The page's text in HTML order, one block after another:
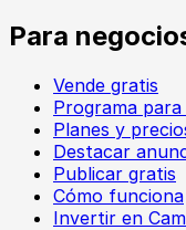
Para
Vende gratis
Programa para
Planes y
Destacar
Publicar gratis
Cómo funciona
Invertir en